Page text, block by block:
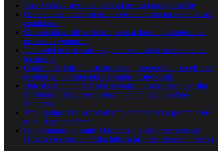
Parc Astérix – aventura perfectă pentru întreaga familie
Ce trebuie să urmărești înainte de a cumpăra un aparat de aer
condiționat
Ce exerciții accelerează recuperarea după implantarea unei
proteze de genunchi
Iluminatul pentru scari – siguranta si design modern pentru
locuinta ta
Curățenia în hale industriale și spații comerciale – un element
esențial pentru siguranță și imagine profesională
Dincolo de diplomă: Rolul strategic al pachetelor de sprijin
săptămânale în succesul cursanților din regiunea Sud-
Muntenia
Top 7 gadgeturi și accesorii care definesc noua generație de
cadouri pentru bărbați
Ce presupune un Smile Makeover digital și cum reușește
D’Alba Dentistry din Alba Iulia să planifice zâmbetul perfect